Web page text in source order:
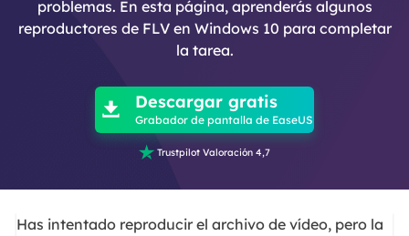
problemas. En esta página, aprenderás algunos
reproductores de FLV en Windows 10 para completar
la tarea.
 Descargar gratis
Grabador de pantalla de EaseUS
 Trustpilot Valoración 4,7
Has intentado reproducir el archivo de vídeo, pero la